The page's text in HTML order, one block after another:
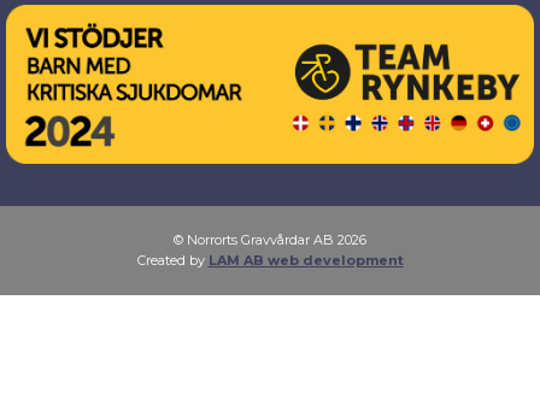
© Norrorts Gravvårdar AB 2026
Created by LAM AB web development